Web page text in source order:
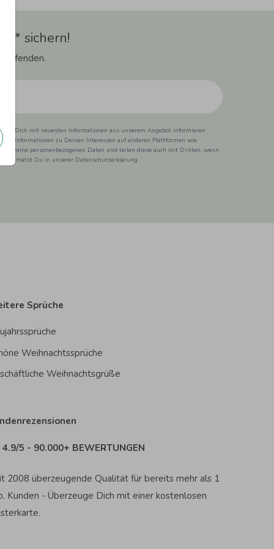
sichern!
Dich mit neuesten Informationen aus unserem Angebot informieren
zu Deinen Interessen auf anderen Plattformen wie
Deine personenbezogenen Daten und teilen diese auch mit Dritten, wenn
erhätst Du in unserer Datenschutzerklärung.
Sprüche
Weihnachtssprüche
Weihnachtsgrüße
4.9/5 - 90.000+ BEWERTUNGEN
2008 überzeugende Qualität für bereits mehr als 1
Kunden - Überzeuge Dich mit einer kostenlosen